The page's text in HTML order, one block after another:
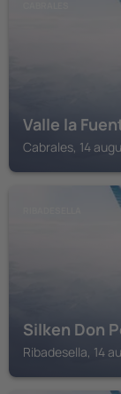
Valle la
Cabrales, 14
Silken Don
Ribadesella, 14